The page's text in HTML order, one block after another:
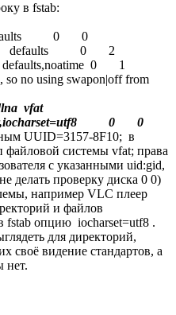
в fstab:
0 0
defaults 0 2
0 1
so no using swapon|off from
vfat
0 0
UUID=3157-8F10; в
файловой системы vfat; права
с указанными uid:gid,
делать проверку диска 0 0)
например VLC плеер
и файлов
fstab опцию iocharset=utf8 .
для директорий,
своё видение стандартов, а
нет.